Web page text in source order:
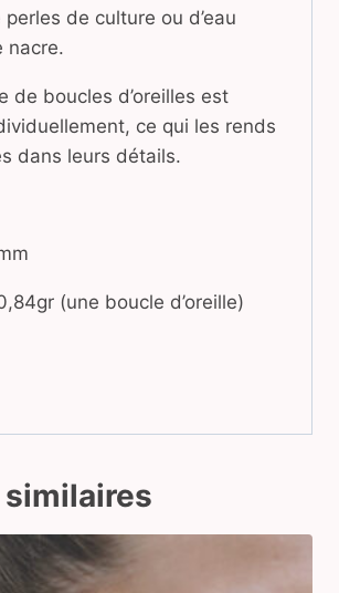
de culture ou d’eau
nacre.
de boucles d’oreilles est
ce qui les rends
dans leurs détails.
(une boucle d’oreille)